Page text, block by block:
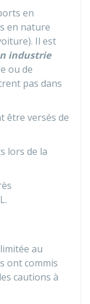
en
en nature
Il est
industrie
ou de
pas dans
être versés de
lors de la
au
ont commis
cautions à